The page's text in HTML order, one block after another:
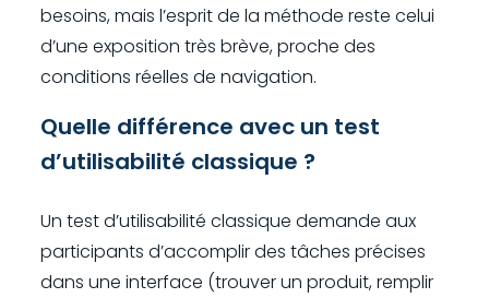
besoins, mais l’esprit de la méthode reste celui
d’une exposition très brève, proche des
conditions réelles de navigation.
Quelle différence avec un test
d’utilisabilité classique ?
Un test d’utilisabilité classique demande aux
participants d’accomplir des tâches précises
dans une interface (trouver un produit, remplir